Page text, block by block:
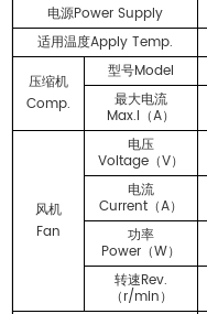
电源Power Supply
适用温度Apply Temp.
压缩机
Comp.
型号Model
最大电流
Max.I （A）
风机
Fan
电压
Voltage （V）
电流
Current （A）
功率
Power （W）
转速Rev.
（ r/min ）